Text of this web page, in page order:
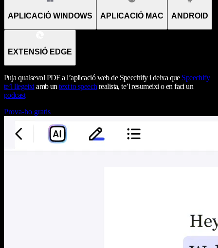
APLICACIÓ WINDOWS APLICACIÓ MAC ANDROID
EXTENSIÓ EDGE
Puja qualsevol PDF a l’aplicació web de Speechify i deixa que Speechify
te’l llegeixi amb untext to speech realista, te’l resumeixi o en faci un
podcast
Prova-ho gratis